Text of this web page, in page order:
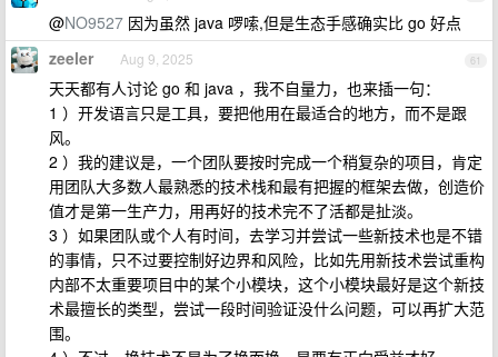
@NO9527 因为虽然 java 啰嗦,但是生态手感确实比 go 好点
61
zeeler Aug 9, 2025
天天都有人讨论 go 和 java ，我不自量力，也来插一句：
1 ）开发语言只是工具，要把他用在最适合的地方，而不是跟
风。
2 ）我的建议是，一个团队要按时完成一个稍复杂的项目，肯定
用团队大多数人最熟悉的技术栈和最有把握的框架去做，创造价
值才是第一生产力，用再好的技术完不了活都是扯淡。
3 ）如果团队或个人有时间，去学习并尝试一些新技术也是不错
的事情，只不过要控制好边界和风险，比如先用新技术尝试重构
内部不太重要项目中的某个小模块，这个小模块最好是这个新技
术最擅长的类型，尝试一段时间验证没什么问题，可以再扩大范
围。